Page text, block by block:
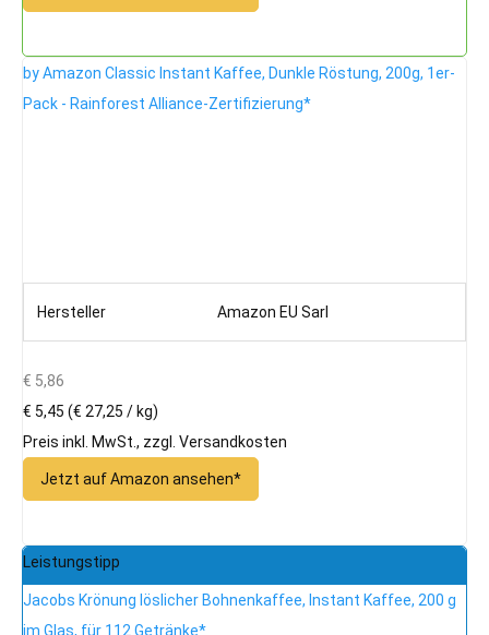
by Amazon Classic Instant Kaffee, Dunkle Röstung, 200g, 1er-
Pack - Rainforest Alliance-Zertifizierung*
Hersteller Amazon EU Sarl
€ 5,86
€ 5,45 (€ 27,25 / kg)
Preis inkl. MwSt., zzgl. Versandkosten
Jetzt auf Amazon ansehen*
Leistungstipp
Jacobs Krönung löslicher Bohnenkaffee, Instant Kaffee, 200 g
im Glas, für 112 Getränke*